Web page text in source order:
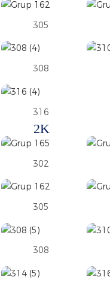
305
308
316
2K
302
305
308